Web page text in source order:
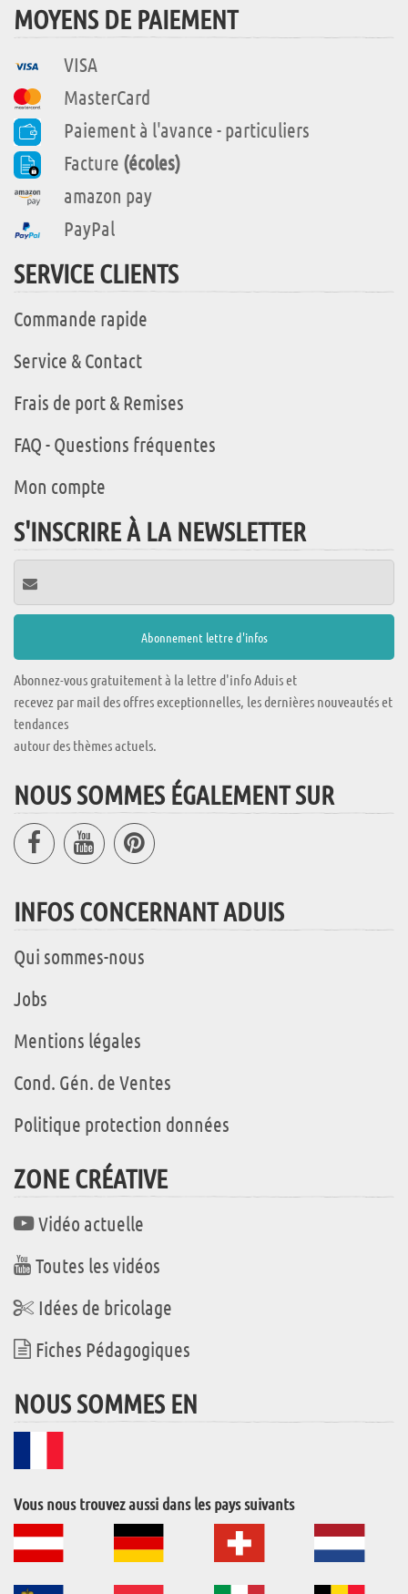
MOYENS DE PAIEMENT
VISA
MasterCard
Paiement à l'avance - particuliers
Facture (écoles)
amazon pay
PayPal
SERVICE CLIENTS
Commande rapide
Service & Contact
Frais de port & Remises
FAQ - Questions fréquentes
Mon compte
S'INSCRIRE À LA NEWSLETTER
Abonnez-vous gratuitement à la lettre d'info Aduis et
recevez par mail des offres exceptionnelles, les dernières nouveautés et
tendances
autour des thèmes actuels.
NOUS SOMMES ÉGALEMENT SUR
INFOS CONCERNANT ADUIS
Qui sommes-nous
Jobs
Mentions légales
Cond. Gén. de Ventes
Politique protection données
ZONE CRÉATIVE
Vidéo actuelle
Toutes les vidéos
Idées de bricolage
Fiches Pédagogiques
NOUS SOMMES EN
Vous nous trouvez aussi dans les pays suivants